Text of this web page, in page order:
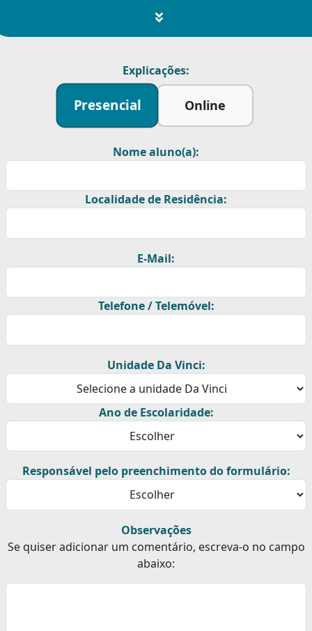
Explicações:
Presencial Online
Nome aluno(a):
Localidade de Residência:
E-Mail:
Telefone / Telemóvel:
Unidade Da Vinci:
Ano de Escolaridade:
Responsável pelo preenchimento do formulário:
Observações
Se quiser adicionar um comentário, escreva-o no campo
abaixo: